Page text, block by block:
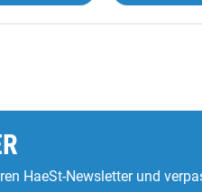
HaeSt-Newsletter und